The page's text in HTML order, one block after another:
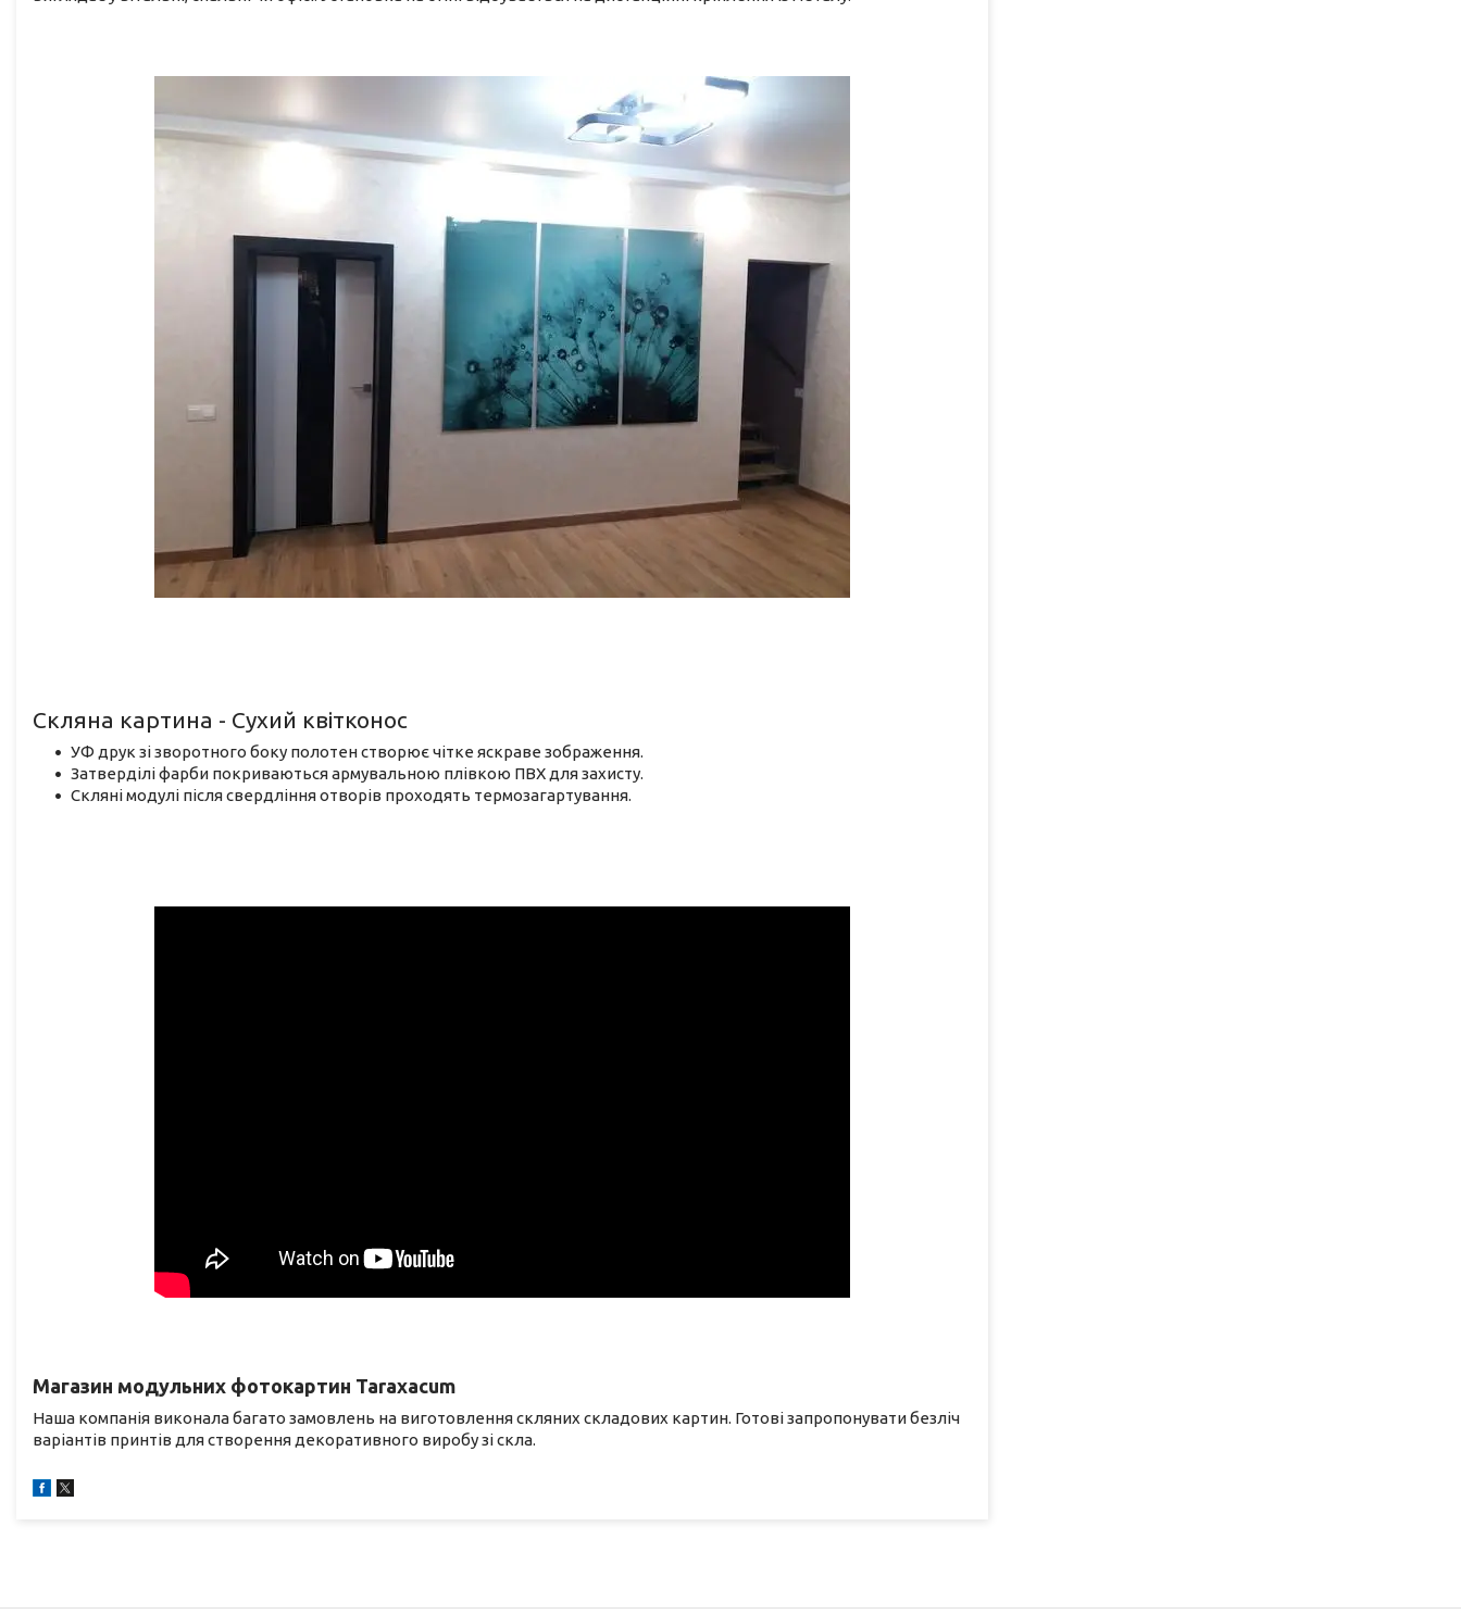
Скляна картина - Сухий квітконос
УФ друк зі зворотного боку полотен створює чітке яскраве зображення.
Затверділі фарби покриваються армувальною плівкою ПВХ для захисту.
Скляні модулі після свердління отворів проходять термозагартування.
Магазин модульних фотокартин Taraxacum
Наша компанія виконала багато замовлень на виготовлення скляних складових картин. Готові запропонувати безліч
варіантів принтів для створення декоративного виробу зі скла.